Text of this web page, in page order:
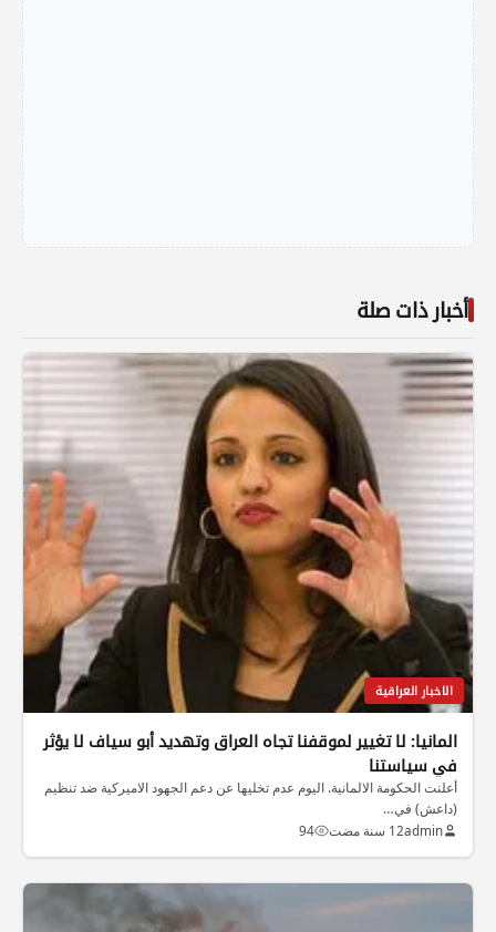
أخبار ذات صلة
الاخبار العراقية
المانيا: لا تغيير لموقفنا تجاه العراق وتهديد أبو سياف لا يؤثر
في سياستنا
أعلنت الحكومة الالمانية. اليوم عدم تخليها عن دعم الجهود الاميركية ضد تنظيم
(داعش) في…
admin12 سنة مضت 94